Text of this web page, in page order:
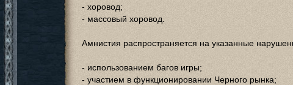
- хоровод;
- массовый хоровод.
Амнистия распространяется на указанные
- использованием багов игры;
- участием в функционировании Черного рынка;